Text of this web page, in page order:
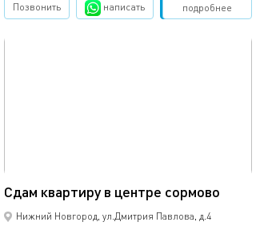
подробнее
Позвонить написать Забронировать
Сдам квартиру в центре сормово
Нижний Новгород, ул.Дмитрия Павлова, д.4